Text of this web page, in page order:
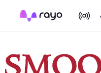
On Air